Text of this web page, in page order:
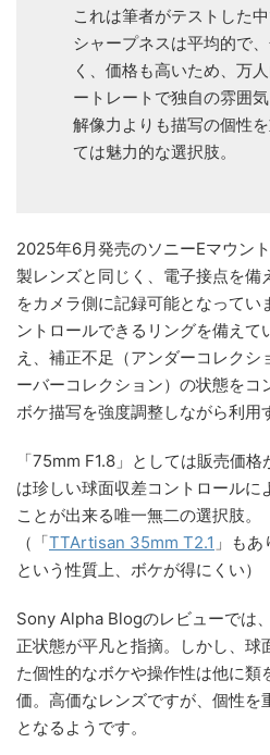
これは筆者がテストした
シャープネスは平均的で
く、価格も高いため、万
ートレートで独自の雰囲
解像力よりも描写の個性
ては魅力的な選択肢。
2025年6月発売のソニーEマウン
製レンズと同じく、電子接点を備
をカメラ側に記録可能となってい
ントロールできるリングを備えて
え、補正不足（アンダーコレクシ
ーバーコレクション）の状態をコ
ボケ描写を強度調整しながら利用
「75mm F1.8」としては販売価
は珍しい球面収差コントロールに
ことが出来る唯一無二の選択肢。
（「TTArtisan 35mm T2.1 」も
という性質上、ボケが得にくい）
Sony Alpha Blogのレビューでは
正状態が平凡と指摘。しかし、球
た個性的なボケや操作性は他に類
価。高価なレンズですが、個性を
となるようです。